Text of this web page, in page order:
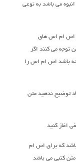
می باشد به نوعی
ام اس های
توجه می کنند اگر
باشد اس ام اس را
ندهید متن
کنید
که برای اس ام
کتبی می باشد